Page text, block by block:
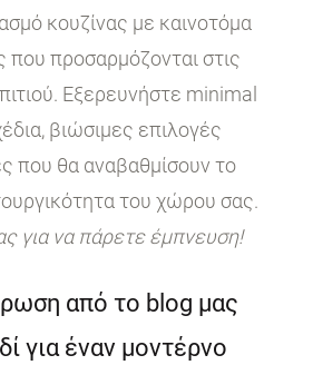
κουζίνας με καινοτόμα
που προσαρμόζονται στις
Εξερευνήστε minimal
βιώσιμες επιλογές
που θα αναβαθμίσουν το
του χώρου σας.
για να πάρετε έμπνευση!
από το blog μας
για έναν μοντέρνο